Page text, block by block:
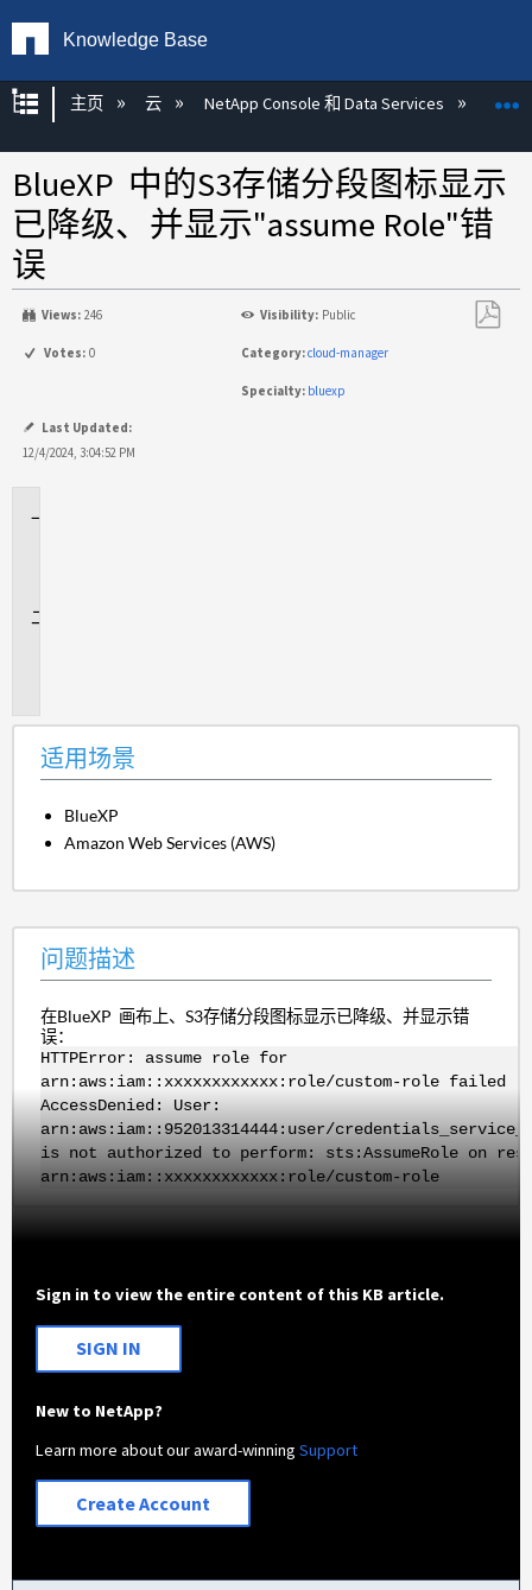
Knowledge Base
扩展/隐缩全局层次
主页 云 NetApp Console 和 Data Services
BlueXP 中的S3存储分段图标显示
已降级、并显示"assume Role"错
误
Views: 246 Visibility: Public
Votes: 0 Category:cloud-manager
Specialty: bluexp
Last Updated:
12/4/2024, 3:04:52 PM
适用场景
BlueXP
Amazon Web Services (AWS)
问题描述
在BlueXP 画布上、S3存储分段图标显示已降级、并显示错
误：
HTTPError: assume role for
arn:aws:iam::xxxxxxxxxxxx:role/custom-role failed
AccessDenied: User:
arn:aws:iam::952013314444:user/
is not authorized to perform: sts:AssumeRole on
arn:aws:iam::xxxxxxxxxxxx:role/custom-role
Sign in to view the entire content of this KB article.
SIGN IN
New to NetApp?
Learn more about our award-winningSupport
Create Account